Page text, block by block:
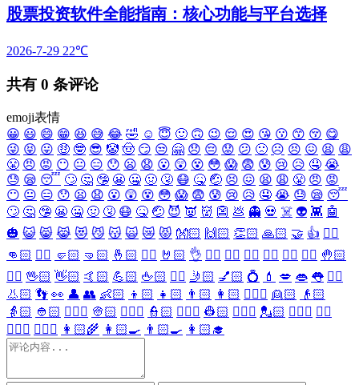
股票投资软件全能指南：核心功能与平台选择
2026-7-29 22℃
共有 0 条评论
emoji表情
😀 😃 😄 😁 😆 😅 😂 🤣 ☺️ 😇 🙂 🙃 😉 😌 😍 😘 😗 😙 😚 😋
😜 😝 😛 🤑 🤓 😎 🤡 🤠 😏 😒 🤗 😞 😔 😟 😕 🙁 ☹️ 😣 😖 😫 😩
😤 😠 😡 😶 😐 😑 😯 😦 😧 😮 😲 😵 😳 😱 😨 😰 😢 😥 🤤 😭
😓 😪 😴 🙄 🤔 🤥 😬 🤐 🤢 🤧 😷 🤒 🤕 😣 😖 😫 😩 😤 😠 😡
😶 😐 😑 😯 😦 😧 😮 😲 😵 😳 😱 😨 😰 😢 😥 🤤 😭 😓 😪 😴
🙄 🤔 🤥 😬 🤐 🤢 🤧 😷 🤒 🤕 😈 👿 👹 👺 💩 👻 💀 ☠️ 👽 👾 🤖
🎃 😺 😸 😹 😻 😼 😽 🙀 😿 😾 👐🏻 🙌🏻 👏🏻 🙏🏻 🤝 👍 👎🏻
👊🏻 ✊🏻 🤛🏻 🤜🏻 🤞🏻 ✌🏻 🤘🏻 👌 👈🏻 👉🏻 👆🏻 👇🏻 ☝🏻 ✋🏻 🤚🏻
🖐🏻 🖖🏻 👋🏻 🤙🏻 💪🏻 🖕🏻 ✍🏻 🤳🏻 💅🏻 💍 💄 💋 👄 👅 👂🏻
👃🏻 👣 👀 👤 👥 👶🏻 👦🏻 👧🏻 👨🏻 👩🏻 👱🏻‍♀️ 👱🏻
👴🏻
👵🏻 👲🏻 👳🏻‍♀️ 👳🏻 👮🏻‍♀️ 👮🏻 👷🏻‍♀️ 👷🏻 💂🏻‍♀️ 💂🏻 🕵🏻‍♀️ 🕵🏻
👩🏻‍⚕️ 👨🏻‍⚕️ 👩🏻‍🌾 👩🏻‍🍳 👨🏻‍🍳 👩🏻‍🎓